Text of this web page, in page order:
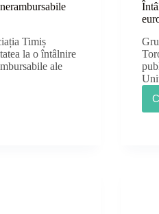
Timiș
la o întâlnire
ale